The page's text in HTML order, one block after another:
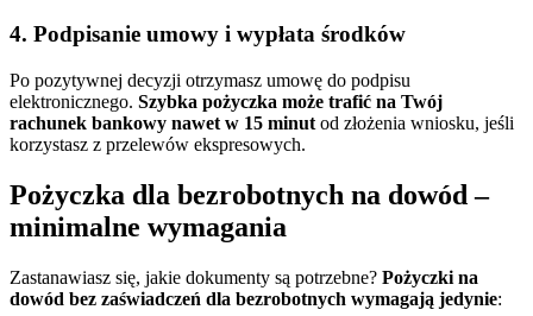
4. Podpisanie umowy i wypłata środków
Po pozytywnej decyzji otrzymasz umowę do podpisu
elektronicznego. Szybka pożyczka może trafić na Twój
rachunek bankowy nawet w 15 minut od złożenia wniosku, jeśli
korzystasz z przelewów ekspresowych.
Pożyczka dla bezrobotnych na dowód –
minimalne wymagania
Zastanawiasz się, jakie dokumenty są potrzebne? Pożyczki na
dowód bez zaświadczeń dla bezrobotnych wymagają jedynie: